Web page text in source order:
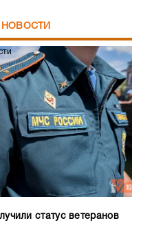
статус ветеранов